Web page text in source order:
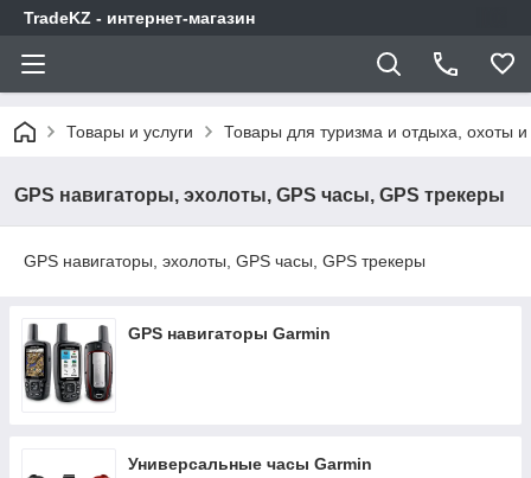
TradeKZ - интернет-магазин
Товары и услуги Товары для туризма и отдыха, охоты
GPS навигаторы, эхолоты, GPS часы, GPS трекеры
GPS навигаторы, эхолоты, GPS часы, GPS трекеры
GPS навигаторы Garmin
Универсальные часы Garmin